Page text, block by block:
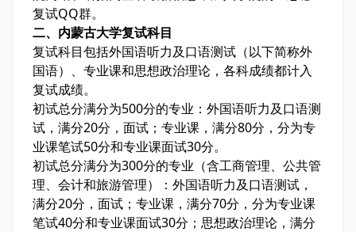
复试QQ群。
二、内蒙古大学复试科目
复试科目包括外国语听力及口语测试（以下简称外
国语）、专业课和思想政治理论，各科成绩都计入
复试成绩。
初试总分满分为500分的专业：外国语听力及口语测
试，满分20分，面试；专业课，满分80分，分为专
业课笔试50分和专业课面试30分。
初试总分满分为300分的专业（含工商管理、公共管
理、会计和旅游管理）：外国语听力及口语测试，
满分20分，面试；专业课，满分70分，分为专业课
笔试40分和专业课面试30分；思想政治理论，满分